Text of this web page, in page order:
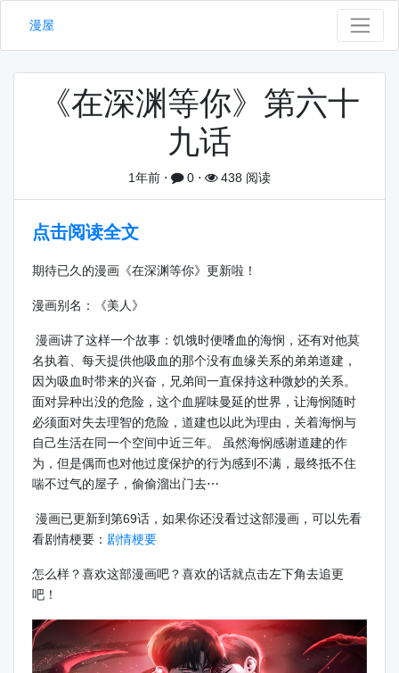
漫屋
《在深渊等你》第六十
九话
1年前 ⋅ 0 ⋅ 438 阅读
点击阅读全文
期待已久的漫画《在深渊等你》更新啦！
漫画别名：《美人》
漫画讲了这样一个故事：饥饿时便嗜血的海悯，还有对他莫
名执着、每天提供他吸血的那个没有血缘关系的弟弟道建，
因为吸血时带来的兴奋，兄弟间一直保持这种微妙的关系。
面对异种出没的危险，这个血腥味曼延的世界，让海悯随时
必须面对失去理智的危险，道建也以此为理由，关着海悯与
自己生活在同一个空间中近三年。 虽然海悯感谢道建的作
为，但是偶而也对他过度保护的行为感到不满，最终抵不住
喘不过气的屋子，偷偷溜出门去⋯
漫画已更新到第69话，如果你还没看过这部漫画，可以先看
看剧情梗要： 剧情梗要
怎么样？喜欢这部漫画吧？喜欢的话就点击左下角去追更
吧！